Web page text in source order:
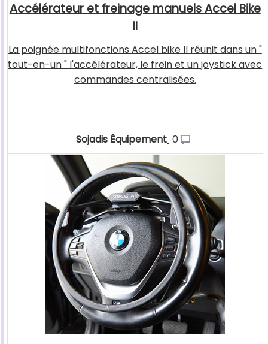
Accélérateur et freinage manuels Accel Bike
II
La poignée multifonctions Accel bike II réunit dans un "
tout-en-un " l'accélérateur, le frein et un joystick avec
commandes centralisées.
Sojadis Équipement 0